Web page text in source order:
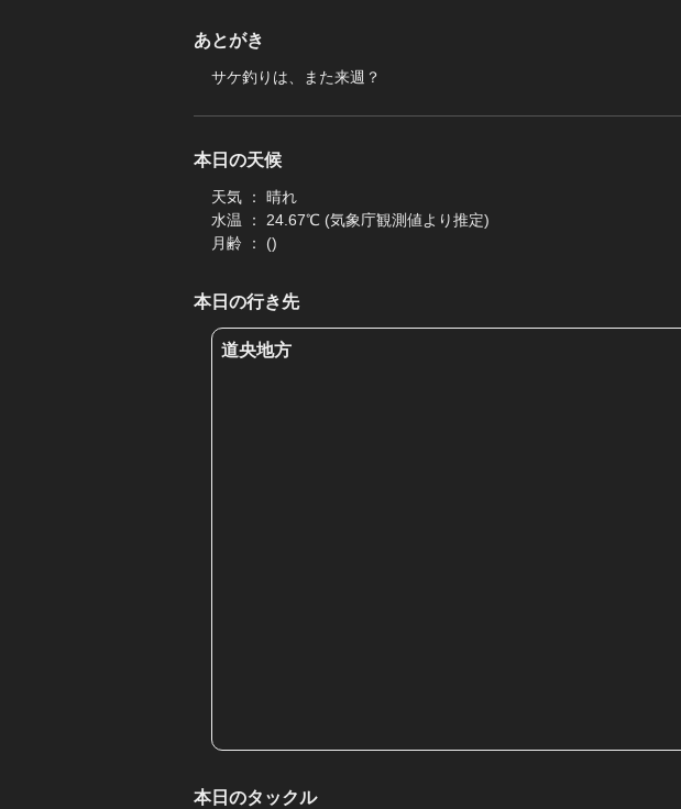
あとがき
サケ釣りは、また来週？
本日の天候
天気 ： 晴れ
水温 ： 24.67℃ (気象庁観測値より推定)
月齢 ： ()
本日の行き先
道央地方
本日のタックル